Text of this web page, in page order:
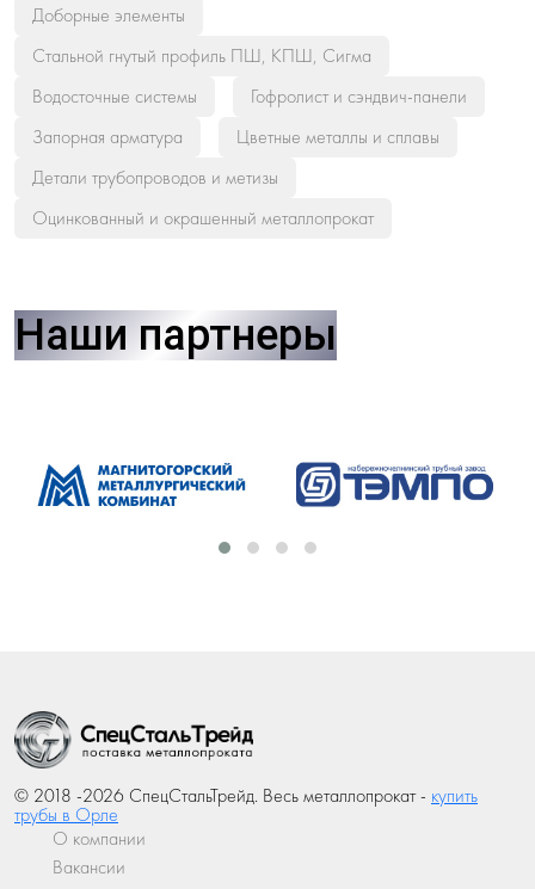
Доборные элементы
Стальной гнутый профиль ПШ, КПШ, Сигма
Водосточные системы
Гофролист и сэндвич-панели
Запорная арматура
Цветные металлы и сплавы
Детали трубопроводов и метизы
Оцинкованный и окрашенный металлопрокат
Наши партнеры
© 2018 -2026 СпецСтальТрейд. Весь металлопрокат - купить
трубы в Орле
О компании
Вакансии